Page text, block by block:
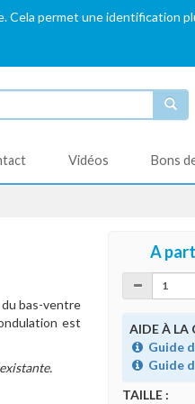
permet une identification
Vidéos Bons
du bas-ventre
est
A
AIDE À LA
Guide
Guide
TAILLE :